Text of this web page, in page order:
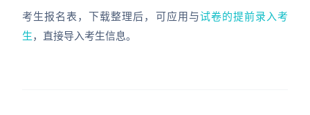
考生报名表，下载整理后，可应用与试卷的提前录入考
生，直接导入考生信息。